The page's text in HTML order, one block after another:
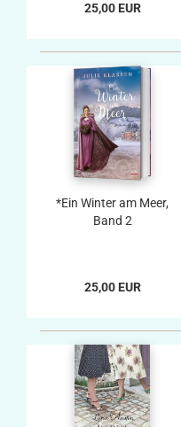
25,00 EUR
*Ein Winter am Meer,
Band 2
25,00 EUR